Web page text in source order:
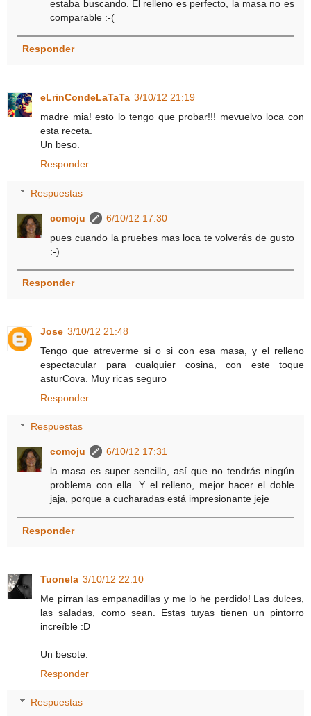
estaba buscando. El relleno es perfecto, la masa no es
comparable :-(
Responder
eLrinCondeLaTaTa 3/10/12 21:19
madre mia! esto lo tengo que probar!!! mevuelvo loca con
esta receta.
Un beso.
Responder
Respuestas
comoju
6/10/12 17:30
pues cuando la pruebes mas loca te volverás de gusto
:-)
Responder
Jose 3/10/12 21:48
Tengo que atreverme si o si con esa masa, y el relleno
espectacular para cualquier cosina, con este toque
asturCova. Muy ricas seguro
Responder
Respuestas
comoju
6/10/12 17:31
la masa es super sencilla, así que no tendrás ningún
problema con ella. Y el relleno, mejor hacer el doble
jaja, porque a cucharadas está impresionante jeje
Responder
Tuonela 3/10/12 22:10
Me pirran las empanadillas y me lo he perdido! Las dulces,
las saladas, como sean. Estas tuyas tienen un pintorro
increíble :D
Un besote.
Responder
Respuestas